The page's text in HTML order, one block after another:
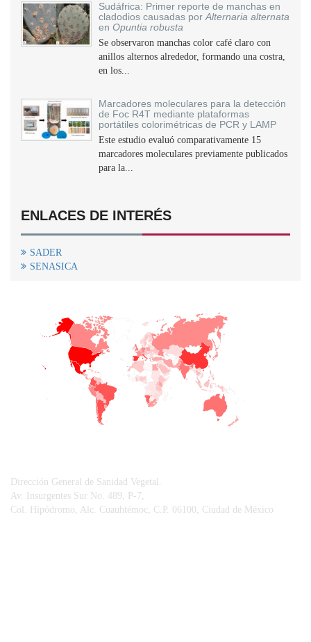
Sudáfrica: Primer reporte de manchas en
cladodios causadas por Alternaria alternata
en Opuntia robusta
Se observaron manchas color café claro con
anillos alternos alrededor, formando una costra,
en los...
Marcadores moleculares para la detección
de Foc R4T mediante plataformas
portátiles colorimétricas de PCR y LAMP
Este estudio evaluó comparativamente 15
marcadores moleculares previamente publicados
para la...
ENLACES DE INTERÉS
SADER
SENASICA
Dirección General de Sanidad Vegetal.
Av. Insurgentes Sur No. 489, P-7,
Col. Hipódromo, Alc. Cuauhtémoc, C.P. 06100, Ciudad de México